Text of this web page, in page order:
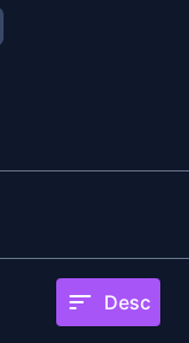
sort Desc